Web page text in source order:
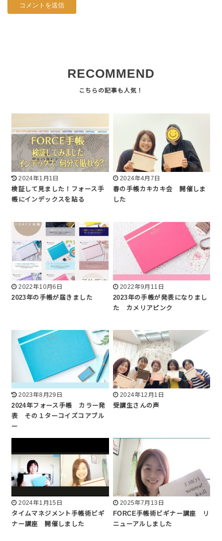
RECOMMEND
2024年1月1日
検証して見ました！フォース手
帳にインデックスを貼る
2024年4月7日
春の手帳カキカキ会 開催しま
した
2022年10月6日
2023年の手帳が届きました
2022年9月11日
2023年の手帳が発表になりまし
た カメリアピンク
2023年8月29日
2024年フォース手帳 カラー発
表 その１ターコイズコアブル
ー
2024年12月1日
受講生さんの声
2024年1月15日
タイムマネジメント手帳術ビギ
ナー講座 開催しました
2025年7月13日
FORCE手帳術ビギナー講座 リ
ニューアルしました